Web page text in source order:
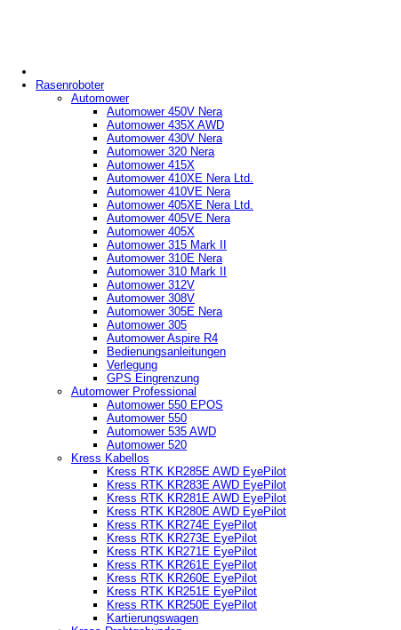
Rasenroboter
Automower
Automower 450V Nera
Automower 435X AWD
Automower 430V Nera
Automower 320 Nera
Automower 415X
Automower 410XE Nera Ltd.
Automower 410VE Nera
Automower 405XE Nera Ltd.
Automower 405VE Nera
Automower 405X
Automower 315 Mark II
Automower 310E Nera
Automower 310 Mark II
Automower 312V
Automower 308V
Automower 305E Nera
Automower 305
Automower Aspire R4
Bedienungsanleitungen
Verlegung
GPS Eingrenzung
Automower Professional
Automower 550 EPOS
Automower 550
Automower 535 AWD
Automower 520
Kress Kabellos
Kress RTK KR285E AWD EyePilot
Kress RTK KR283E AWD EyePilot
Kress RTK KR281E AWD EyePilot
Kress RTK KR280E AWD EyePilot
Kress RTK KR274E EyePilot
Kress RTK KR273E EyePilot
Kress RTK KR271E EyePilot
Kress RTK KR261E EyePilot
Kress RTK KR260E EyePilot
Kress RTK KR251E EyePilot
Kress RTK KR250E EyePilot
Kartierungswagen